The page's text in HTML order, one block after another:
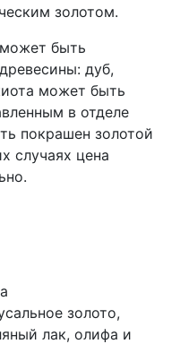
золотом.
быть
дуб,
может быть
в отделе
покрашен золотой
случаях цена
золото,
лак, олифа и